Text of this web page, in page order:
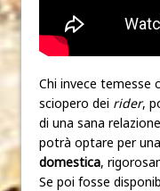
Chi invece temesse
sciopero dei rider,
di una sana
potrà optare per
domestica,
Se poi fosse